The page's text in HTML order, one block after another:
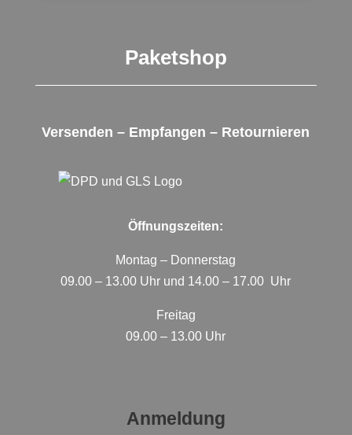
Paketshop
Versenden – Empfangen – Retournieren
Öffnungszeiten:
Montag – Donnerstag
09.00 – 13.00 Uhr und 14.00 – 17.00 Uhr
Freitag
09.00 – 13.00 Uhr
Anmeldung